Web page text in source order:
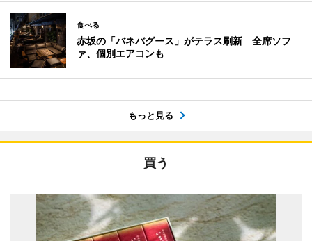
食べる
赤坂の「バネバグース」がテラス刷新 全席ソフ
ァ、個別エアコンも
もっと見る
買う